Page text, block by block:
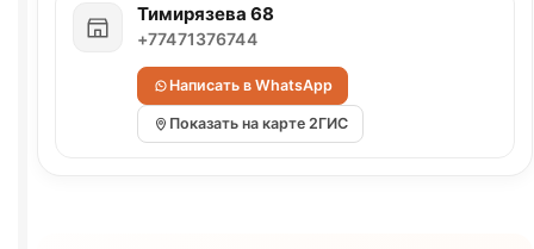
Тимирязева 68
+77471376744
Написать в WhatsApp
Показать на карте 2ГИС